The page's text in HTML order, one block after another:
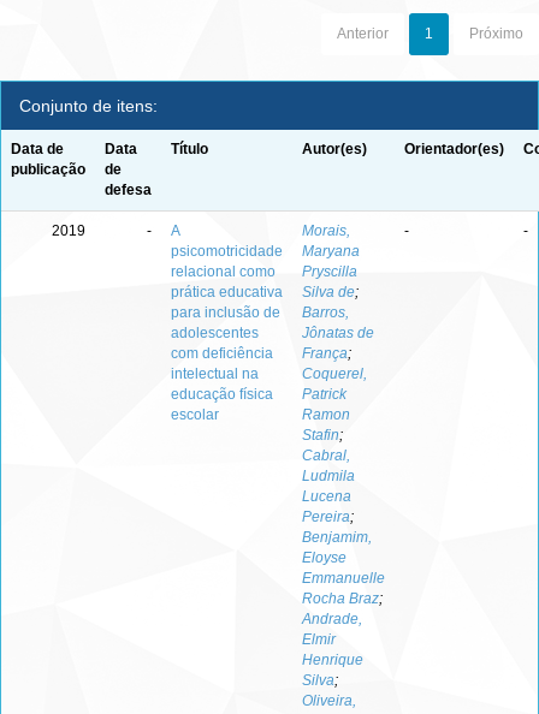
Anterior 1 Próximo
Conjunto de itens:
Data de
publicação
Data
de
defesa
Título Autor(es) Orientador(es)
2019 -
A
psicomotricidade
relacional como
prática educativa
para inclusão de
adolescentes
com deficiência
intelectual na
educação física
escolar
Morais,
Maryana
Pryscilla
Silva de;
Barros,
Jônatas de
França;
Coquerel,
Patrick
Ramon
Stafin;
Cabral,
Ludmila
Lucena
Pereira;
Benjamim,
Eloyse
Emmanuelle
Rocha Braz;
Andrade,
Elmir
Henrique
Silva;
Oliveira,
- -